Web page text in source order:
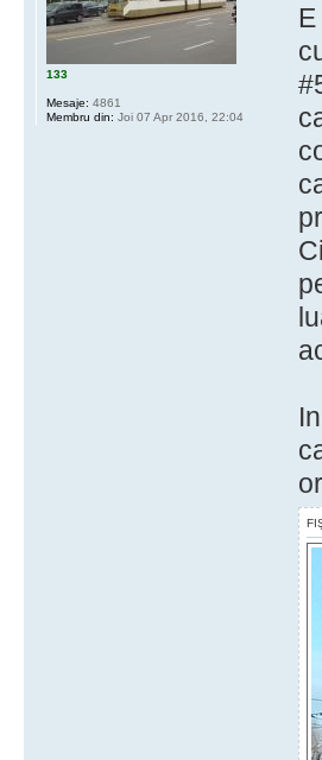
133
Mesaje: 4861
Membru din: Joi 07 Apr 2016, 22:04